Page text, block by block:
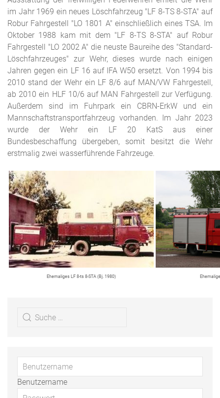
im Jahr 1969 ein neues Löschfahrzeug "LF 8-TS 8-STA" auf
Robur Fahrgestell "LO 1801 A" einschließlich eines TSA. Im
Oktober 1988 kam mit dem "LF 8-TS 8-STA" auf Robur
Fahrgestell "LO 2002 A" die neuste Baureihe des "Standard-
Löschfahrzeuges" zur Wehr, dieses wurde nach einigen
Jahren gegen ein LF 16 auf IFA W50 ersetzt. Von 1994 bis
2010 stand der Wehr ein LF 8/6 auf MAN/VW Fahrgestell,
ab 2010 ein HLF 10/6 auf MAN Fahrgestell zur Verfügung.
Außerdem sind im Fuhrpark ein CBRN-ErkW und ein
Mannschaftstransportfahrzeug vorhanden. Im Jahr 2023
wurde der Wehr ein LF 20 KatS aus einer
Bundesbeschaffung übergeben, somit besitzt die Wehr
erstmalig zwei wasserführende Fahrzeuge.
Ehemaliges LF 8-ts 8-STA (Bj. 1980)
Benutzername